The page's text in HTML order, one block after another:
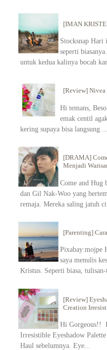
[IMAN
Stocksnap Hari
seperti
untuk kedua kalinya bocah
[Review]
Hi temans,
emak centil
kering supaya bisa langsung ...
[DRAMA]
Menjadi
Come and Hug
dan Gil Nak-Woo yang
remaja. Mereka saling jatuh
[Parenting]
Pixabay:mojpe
saya menulis
Kristus. Seperti biasa,
[Review]
Creation
Hi Gorgeous!!
Irresistible Eyeshadow
Haul sebelumnya. Eye...